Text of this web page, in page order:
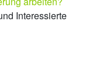
Interessierte